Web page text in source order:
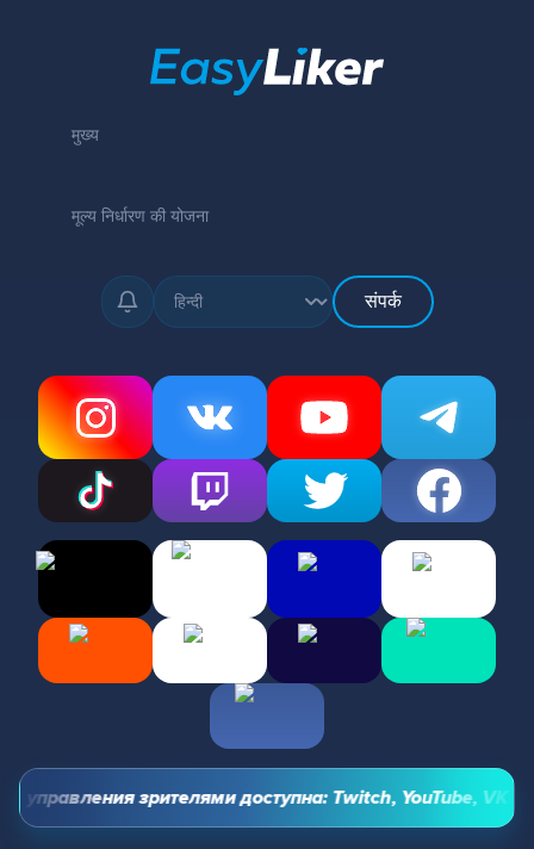
मुख्य
मूल्य निर्धारण की योजना
संपर्क
управления зрителями доступна: Twitch, YouTube, VK